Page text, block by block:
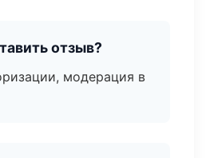
отзыв?
модерация в